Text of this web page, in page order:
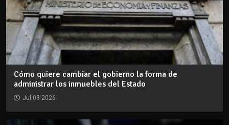
Cómo quiere cambiar el gobierno la forma de
administrar los inmuebles del Estado
Jul 03 2026